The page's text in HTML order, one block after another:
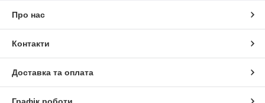
Про нас
Контакти
Доставка та оплата